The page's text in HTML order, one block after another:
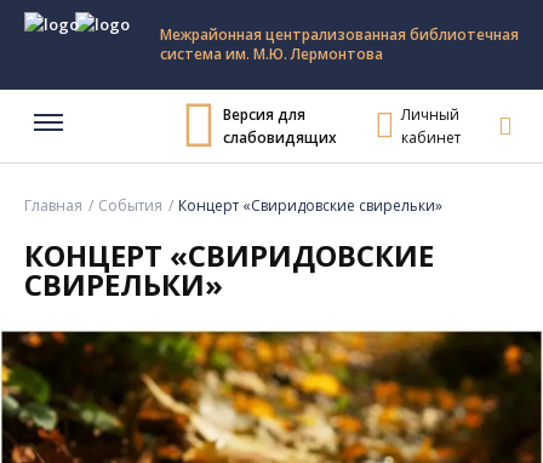
Межрайонная централизованная библиотечная
система им. М.Ю. Лермонтова
Версия для
слабовидящих
Личный
кабинет
Главная События Концерт «Свиридовские свирельки»
КОНЦЕРТ «СВИРИДОВСКИЕ
СВИРЕЛЬКИ»